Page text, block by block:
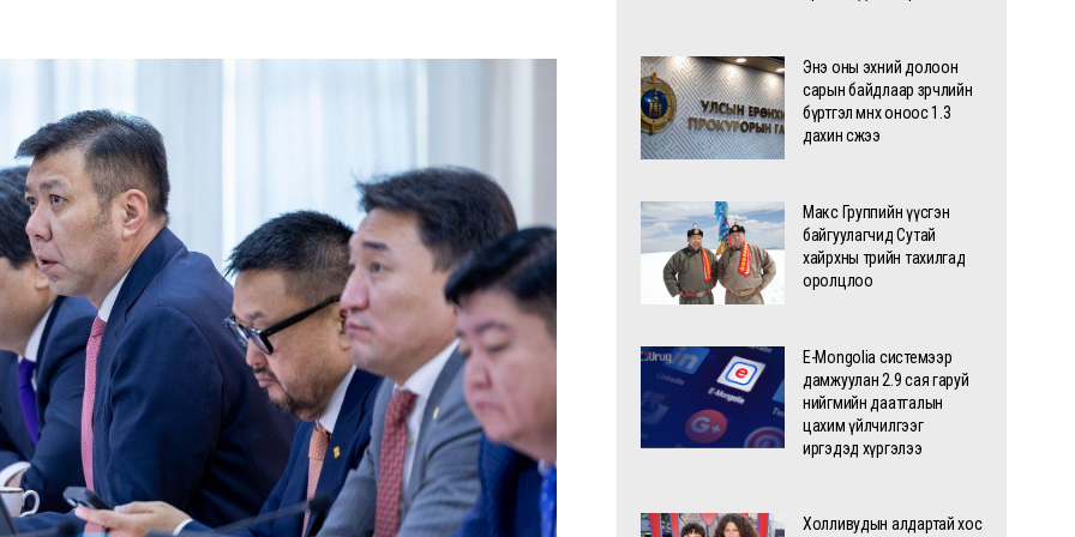
Энэ оны эхний долоон
сарын байдлаар зөрчлийн
бүртгэл өмнөх оноос 1.3
дахин өсжээ
Макс Группийн үүсгэн
байгуулагчид Сутай
хайрхны төрийн тахилгад
оролцлоо
E-Mongolia системээр
дамжуулан 2.9 сая гаруй
нийгмийн даатгалын
цахим үйлчилгээг
иргэдэд хүргэлээ
Холливудын алдартай хос